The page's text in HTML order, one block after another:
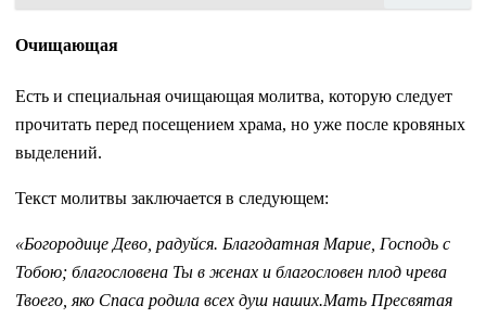
Очищающая
Есть и специальная очищающая молитва, которую следует
прочитать перед посещением храма, но уже после кровяных
выделений.
Текст молитвы заключается в следующем:
«Богородице Дево, радуйся. Благодатная Марие, Господь с
Тобою; благословена Ты в женах и благословен плод чрева
Твоего, яко Спаса родила всех душ наших.Мать Пресвятая